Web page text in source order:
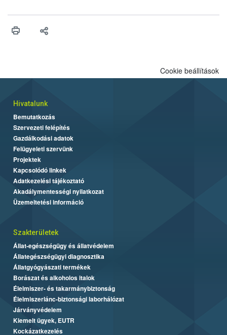
érésű szőlőkben is legyen lehetőség a károsító elleni további
felhasználók számára is elérhető és ökológiai termesztésben is
Cookie beállítások
Hivatalunk
Bemutatkozás
Szervezeti felépítés
Gazdálkodási adatok
Felügyeleti szervünk
Projektek
Kapcsolódó linkek
Adatkezelési tájékoztató
Akadálymentességi nyilatkozat
Üzemeltetési információ
Szakterületek
Állat-egészségügy és állatvédelem
Állategészségügyi diagnosztika
Állatgyógyászati termékek
Borászat és alkoholos italok
Élelmiszer- és takarmánybiztonság
Élelmiszerlánc-biztonsági laborhálózat
Járványvédelem
Kiemelt ügyek, EUTR
Kockázatkezelés